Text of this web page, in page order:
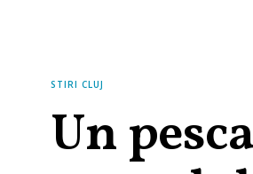
STIRI CLUJ
Un